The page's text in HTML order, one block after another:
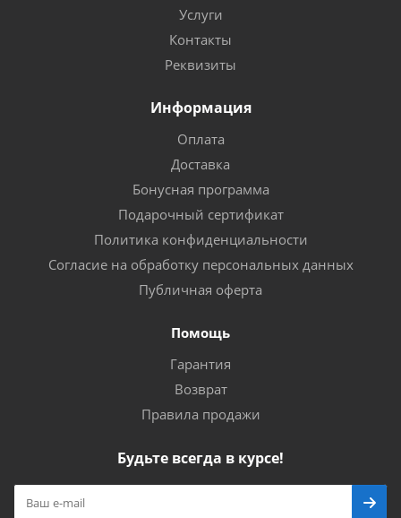
Услуги
Контакты
Реквизиты
Информация
Оплата
Доставка
Бонусная программа
Подарочный сертификат
Политика конфиденциальности
Согласие на обработку персональных данных
Публичная оферта
Помощь
Гарантия
Возврат
Правила продажи
Будьте всегда в курсе!